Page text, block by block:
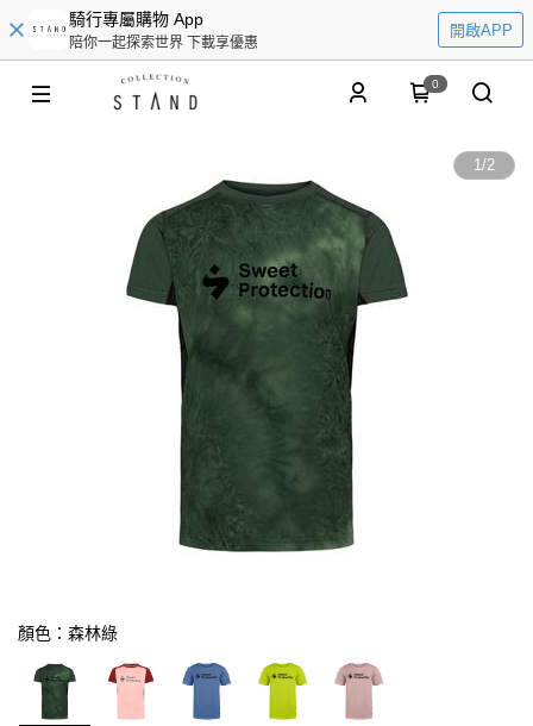
騎行專屬購物 App
陪你一起探索世界 下載享優惠
開啟APP
0
1/2
顏色：森林綠